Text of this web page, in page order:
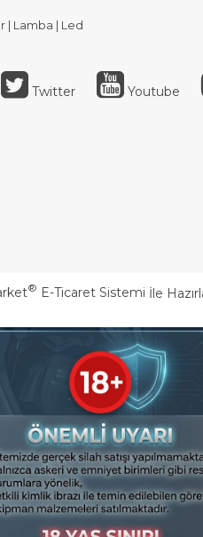
| Lamba | Led
Twitter Youtube
® E-Ticaret Sistemi İle